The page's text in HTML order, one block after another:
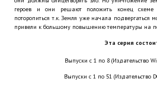
Теневой кардинал для Обливиона
Aliens vs Predator 2 (Русские
героев и они решают положить конец
поторопиться т.к. Земля уже начала
привели к большому повышению температуры на
Эта серия
Выпуски с 1 по 8 (Издательство
Выпуски с 1 по 51 (Издательство